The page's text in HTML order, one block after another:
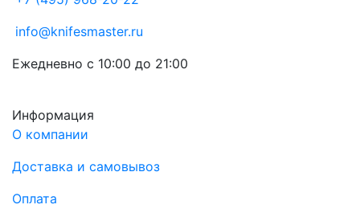
info@knifesmaster.ru
Ежедневно с 10:00 до 21:00
Информация
О компании
Доставка и самовывоз
Оплата